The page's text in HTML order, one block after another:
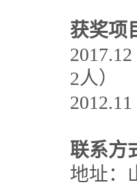
获奖项
2人）
联系方
地址：